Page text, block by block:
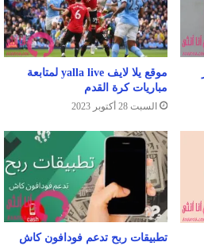
موقع يلا لايف yalla live لمتابعة
مباريات كرة القدم
السبت 28 أكتوبر 2023
تطبيقات ربح تدعم فودافون كاش